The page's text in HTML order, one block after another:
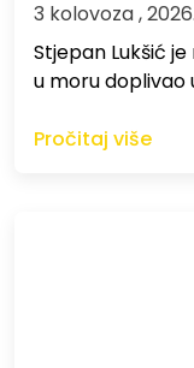
3 kolovoza , 2026.
St​jepan Lukšić
u moru doplivao
Pročitaj više